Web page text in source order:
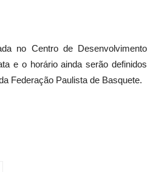
no Centro de Desenvolvimento
e o horário ainda serão definidos
Federação Paulista de Basquete.